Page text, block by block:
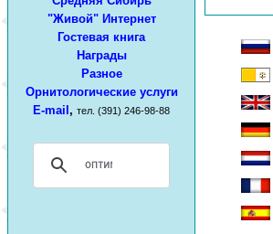
"Живой" Интернет
Гостевая книга
Награды
Разное
Орнитологические услуги
E-mail , тел. (391) 246-98-88